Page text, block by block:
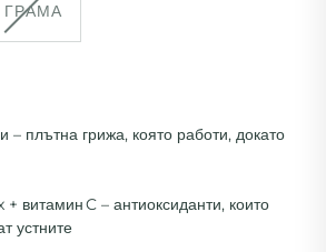
ГРАМА
– плътна грижа, която работи, докато
C – антиоксиданти, които
устните